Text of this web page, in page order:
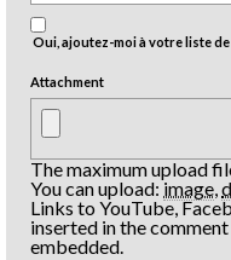
Oui, ajoutez-moi à votre liste
Attachment
The maximum upload
You can upload: image,
Links to YouTube,
inserted in the
embedded.